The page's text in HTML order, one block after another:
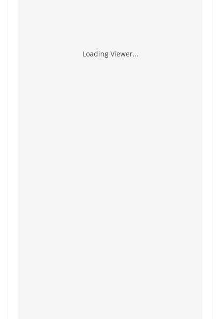
Loading Viewer...